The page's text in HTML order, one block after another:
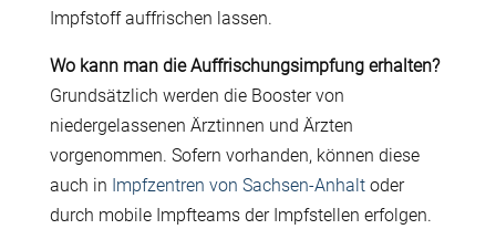
Impfstoff auffrischen lassen.
Wo kann man die Auffrischungsimpfung erhalten?
Grundsätzlich werden die Booster von
niedergelassenen Ärztinnen und Ärzten
vorgenommen. Sofern vorhanden, können diese
auch in Impfzentren von Sachsen-Anhalt oder
durch mobile Impfteams der Impfstellen erfolgen.